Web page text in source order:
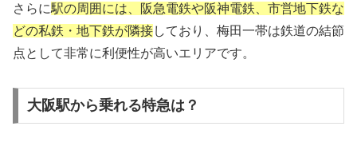
さらに駅の周囲には、阪急電鉄や阪神電鉄、市営地下鉄な
どの私鉄・地下鉄が隣接しており、梅田一帯は鉄道の結節
点として非常に利便性が高いエリアです。
大阪駅から乗れる特急は？